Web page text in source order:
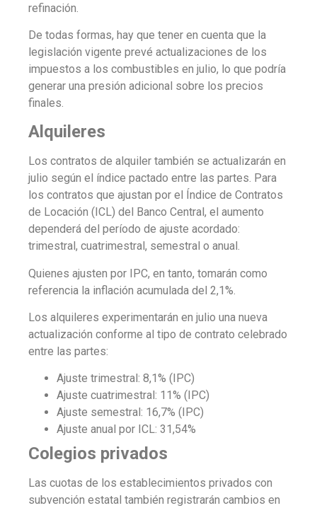
refinación.
De todas formas, hay que tener en cuenta que la
legislación vigente prevé actualizaciones de los
impuestos a los combustibles en julio, lo que podría
generar una presión adicional sobre los precios
finales.
Alquileres
Los contratos de alquiler también se actualizarán en
julio según el índice pactado entre las partes. Para
los contratos que ajustan por el Índice de Contratos
de Locación (ICL) del Banco Central, el aumento
dependerá del período de ajuste acordado:
trimestral, cuatrimestral, semestral o anual.
Quienes ajusten por IPC, en tanto, tomarán como
referencia la inflación acumulada del 2,1%.
Los alquileres experimentarán en julio una nueva
actualización conforme al tipo de contrato celebrado
entre las partes:
Ajuste trimestral: 8,1% (IPC)
Ajuste cuatrimestral: 11% (IPC)
Ajuste semestral: 16,7% (IPC)
Ajuste anual por ICL: 31,54%
Colegios privados
Las cuotas de los establecimientos privados con
subvención estatal también registrarán cambios en